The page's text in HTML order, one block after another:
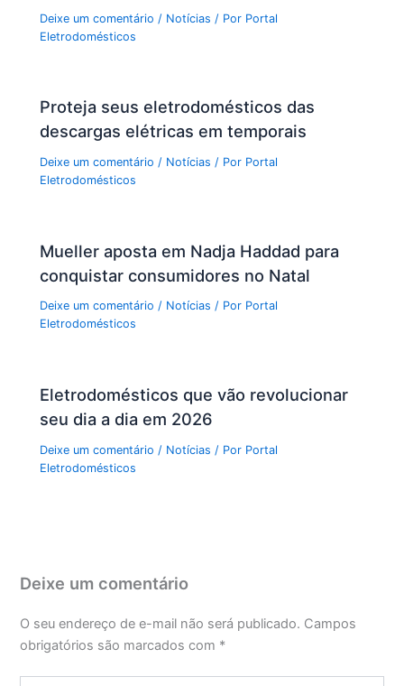
Deixe um comentário / Notícias / Por Portal
Eletrodomésticos
Proteja seus eletrodomésticos das
descargas elétricas em temporais
Deixe um comentário / Notícias / Por Portal
Eletrodomésticos
Mueller aposta em Nadja Haddad para
conquistar consumidores no Natal
Deixe um comentário / Notícias / Por Portal
Eletrodomésticos
Eletrodomésticos que vão revolucionar
seu dia a dia em 2026
Deixe um comentário / Notícias / Por Portal
Eletrodomésticos
Deixe um comentário
O seu endereço de e-mail não será publicado. Campos
obrigatórios são marcados com *